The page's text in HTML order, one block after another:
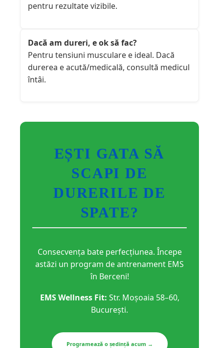
pentru rezultate vizibile.
Dacă am dureri, e ok să fac?
Pentru tensiuni musculare e ideal. Dacă
durerea e acută/medicală, consultă medicul
întâi.
EȘTI GATA SĂ
SCAPI DE
DURERILE DE
SPATE?
Consecvența bate perfecțiunea. Începe
astăzi un program de antrenament EMS
în Berceni!
EMS Wellness Fit: Str. Moșoaia 58–60,
București.
Programează o ședință acum →